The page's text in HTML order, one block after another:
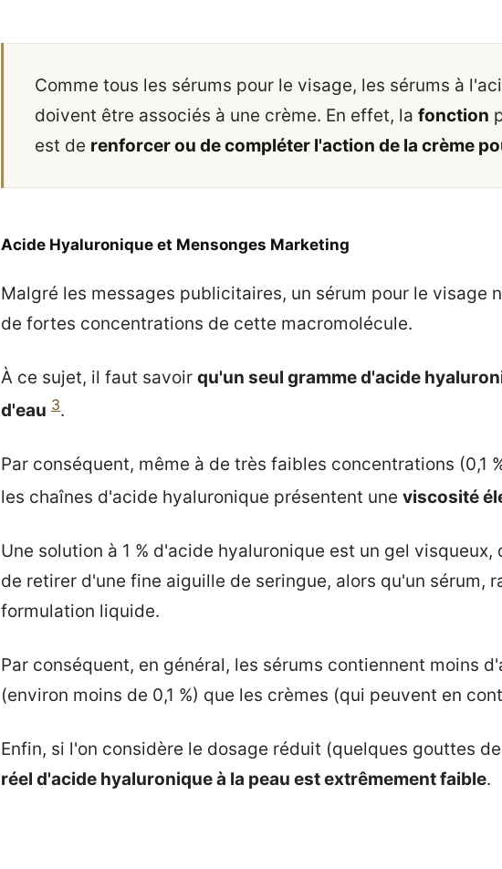
Comme tous les sérums pour le visage, les sérums à
doivent être associés à une crème. En effet, la fonction
est de renforcer ou de compléter l'action de la crème
Acide Hyaluronique et Mensonges Marketing
Malgré les messages publicitaires, un sérum pour le visage
de fortes concentrations de cette macromolécule.
À ce sujet, il faut savoir qu'un seul gramme d'acide
d'eau 3.
Par conséquent, même à de très faibles concentrations (0,1
les chaînes d'acide hyaluronique présentent une viscosité
Une solution à 1 % d'acide hyaluronique est un gel
de retirer d'une fine aiguille de seringue, alors qu'un sérum,
formulation liquide.
Par conséquent, en général, les sérums contiennent moins
(environ moins de 0,1 %) que les crèmes (qui peuvent en
Enfin, si l'on considère le dosage réduit (quelques gouttes
réel d'acide hyaluronique à la peau est extrêmement faible.